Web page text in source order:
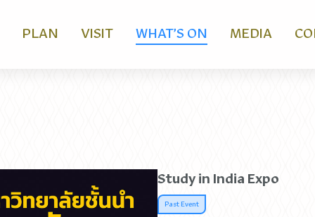
PLAN VISIT WHAT’S ON MEDIA
Study in India Expo
Past Event